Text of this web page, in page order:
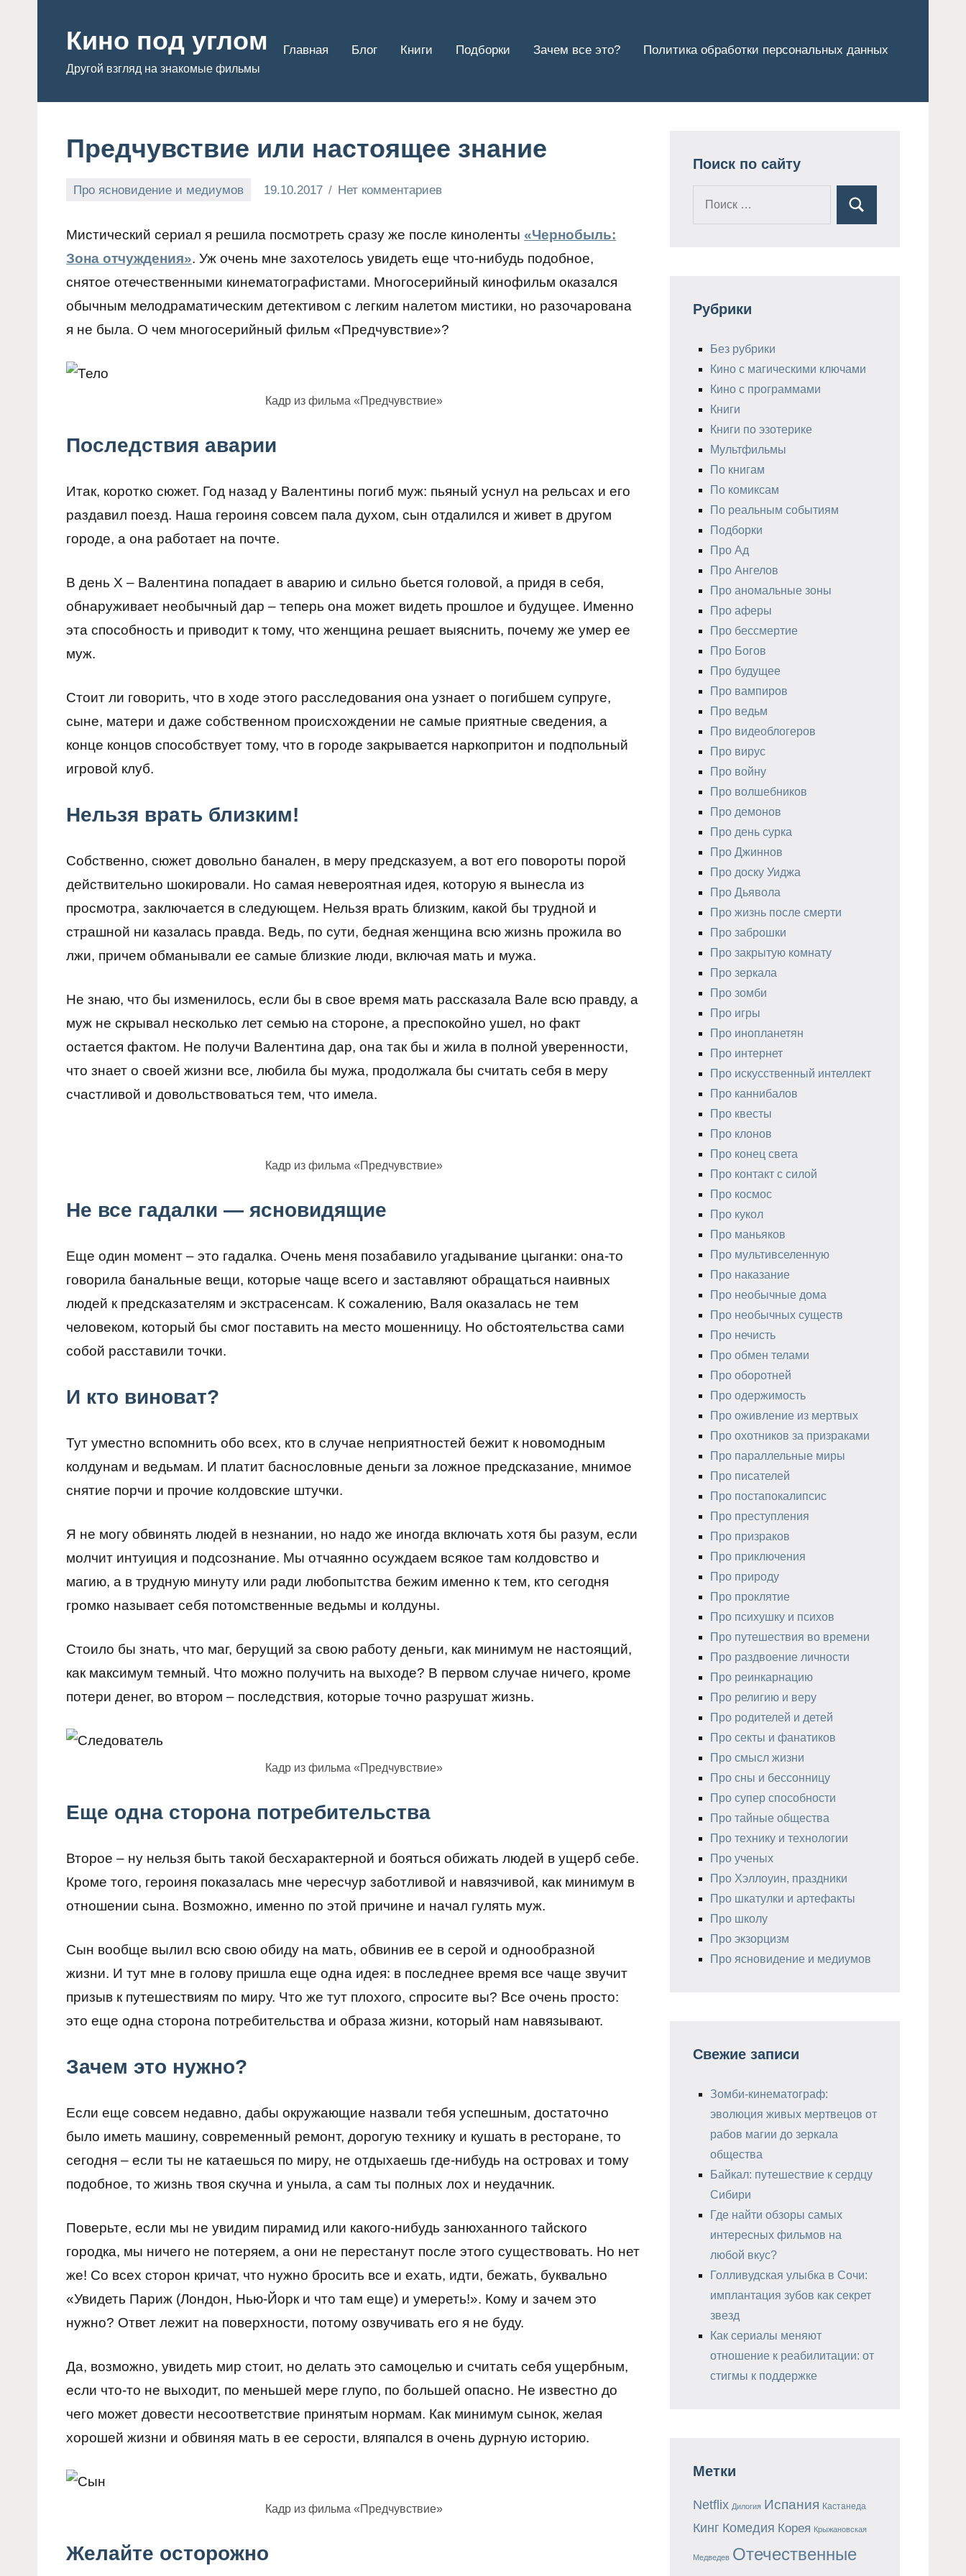
содержимому
Кино под углом
Другой взгляд на знакомые фильмы
Главная Блог Книги Подборки Зачем все это? Политика обработки персональных данных
Предчувствие или настоящее знание
Про ясновидение и медиумов 19.10.2017
Admin
Нет комментариев
Мистический сериал я решила посмотреть сразу же после киноленты «Чернобыль:
Зона отчуждения». Уж очень мне захотелось увидеть еще что-нибудь подобное,
снятое отечественными кинематографистами. Многосерийный кинофильм оказался
обычным мелодраматическим детективом с легким налетом мистики, но разочарована
я не была. О чем многосерийный фильм «Предчувствие»?
Кадр из фильма «Предчувствие»
Последствия аварии
Итак, коротко сюжет. Год назад у Валентины погиб муж: пьяный уснул на рельсах и его
раздавил поезд. Наша героиня совсем пала духом, сын отдалился и живет в другом
городе, а она работает на почте.
В день Х – Валентина попадает в аварию и сильно бьется головой, а придя в себя,
обнаруживает необычный дар – теперь она может видеть прошлое и будущее. Именно
эта способность и приводит к тому, что женщина решает выяснить, почему же умер ее
муж.
Стоит ли говорить, что в ходе этого расследования она узнает о погибшем супруге,
сыне, матери и даже собственном происхождении не самые приятные сведения, а
конце концов способствует тому, что в городе закрывается наркопритон и подпольный
игровой клуб.
Нельзя врать близким!
Собственно, сюжет довольно банален, в меру предсказуем, а вот его повороты порой
действительно шокировали. Но самая невероятная идея, которую я вынесла из
просмотра, заключается в следующем. Нельзя врать близким, какой бы трудной и
страшной ни казалась правда. Ведь, по сути, бедная женщина всю жизнь прожила во
лжи, причем обманывали ее самые близкие люди, включая мать и мужа.
Не знаю, что бы изменилось, если бы в свое время мать рассказала Вале всю правду, а
муж не скрывал несколько лет семью на стороне, а преспокойно ушел, но факт
остается фактом. Не получи Валентина дар, она так бы и жила в полной уверенности,
что знает о своей жизни все, любила бы мужа, продолжала бы считать себя в меру
счастливой и довольствоваться тем, что имела.
Кадр из фильма «Предчувствие»
Не все гадалки — ясновидящие
Еще один момент – это гадалка. Очень меня позабавило угадывание цыганки: она-то
говорила банальные вещи, которые чаще всего и заставляют обращаться наивных
людей к предсказателям и экстрасенсам. К сожалению, Валя оказалась не тем
человеком, который бы смог поставить на место мошенницу. Но обстоятельства сами
собой расставили точки.
И кто виноват?
Тут уместно вспомнить обо всех, кто в случае неприятностей бежит к новомодным
колдунам и ведьмам. И платит баснословные деньги за ложное предсказание, мнимое
снятие порчи и прочие колдовские штучки.
Я не могу обвинять людей в незнании, но надо же иногда включать хотя бы разум, если
молчит интуиция и подсознание. Мы отчаянно осуждаем всякое там колдовство и
магию, а в трудную минуту или ради любопытства бежим именно к тем, кто сегодня
громко называет себя потомственные ведьмы и колдуны.
Стоило бы знать, что маг, берущий за свою работу деньги, как минимум не настоящий,
как максимум темный. Что можно получить на выходе? В первом случае ничего, кроме
потери денег, во втором – последствия, которые точно разрушат жизнь.
Кадр из фильма «Предчувствие»
Еще одна сторона потребительства
Второе – ну нельзя быть такой бесхарактерной и бояться обижать людей в ущерб себе.
Кроме того, героиня показалась мне чересчур заботливой и навязчивой, как минимум в
отношении сына. Возможно, именно по этой причине и начал гулять муж.
Сын вообще вылил всю свою обиду на мать, обвинив ее в серой и однообразной
жизни. И тут мне в голову пришла еще одна идея: в последнее время все чаще звучит
призыв к путешествиям по миру. Что же тут плохого, спросите вы? Все очень просто:
это еще одна сторона потребительства и образа жизни, который нам навязывают.
Зачем это нужно?
Если еще совсем недавно, дабы окружающие назвали тебя успешным, достаточно
было иметь машину, современный ремонт, дорогую технику и кушать в ресторане, то
сегодня – если ты не катаешься по миру, не отдыхаешь где-нибудь на островах и тому
подобное, то жизнь твоя скучна и уныла, а сам ты полных лох и неудачник.
Поверьте, если мы не увидим пирамид или какого-нибудь занюханного тайского
городка, мы ничего не потеряем, а они не перестанут после этого существовать. Но нет
же! Со всех сторон кричат, что нужно бросить все и ехать, идти, бежать, буквально
«Увидеть Париж (Лондон, Нью-Йорк и что там еще) и умереть!». Кому и зачем это
нужно? Ответ лежит на поверхности, потому озвучивать его я не буду.
Да, возможно, увидеть мир стоит, но делать это самоцелью и считать себя ущербным,
если что-то не выходит, по меньшей мере глупо, по большей опасно. Не известно до
чего может довести несоответствие принятым нормам. Как минимум сынок, желая
хорошей жизни и обвиняя мать в ее серости, вляпался в очень дурную историю.
Кадр из фильма «Предчувствие»
Желайте осторожно
Поиск по сайту
Поиск
Рубрики
Без рубрики
Кино с магическими ключами
Кино с программами
Книги
Книги по эзотерике
Мультфильмы
По книгам
По комиксам
По реальным событиям
Подборки
Про Ад
Про Ангелов
Про аномальные зоны
Про аферы
Про бессмертие
Про Богов
Про будущее
Про вампиров
Про ведьм
Про видеоблогеров
Про вирус
Про войну
Про волшебников
Про демонов
Про день сурка
Про Джиннов
Про доску Уиджа
Про Дьявола
Про жизнь после смерти
Про заброшки
Про закрытую комнату
Про зеркала
Про зомби
Про игры
Про инопланетян
Про интернет
Про искусственный интеллект
Про каннибалов
Про квесты
Про клонов
Про конец света
Про контакт с силой
Про космос
Про кукол
Про маньяков
Про мультивселенную
Про наказание
Про необычные дома
Про необычных существ
Про нечисть
Про обмен телами
Про оборотней
Про одержимость
Про оживление из мертвых
Про охотников за призраками
Про параллельные миры
Про писателей
Про постапокалипсис
Про преступления
Про призраков
Про приключения
Про природу
Про проклятие
Про психушку и психов
Про путешествия во времени
Про раздвоение личности
Про реинкарнацию
Про религию и веру
Про родителей и детей
Про секты и фанатиков
Про смысл жизни
Про сны и бессонницу
Про супер способности
Про тайные общества
Про технику и технологии
Про ученых
Про Хэллоуин, праздники
Про шкатулки и артефакты
Про школу
Про экзорцизм
Про ясновидение и медиумов
Свежие записи
Зомби-кинематограф:
эволюция живых мертвецов от
рабов магии до зеркала
общества
Байкал: путешествие к сердцу
Сибири
Где найти обзоры самых
интересных фильмов на
любой вкус?
Голливудская улыбка в Сочи:
имплантация зубов как секрет
звезд
Как сериалы меняют
отношение к реабилитации: от
стигмы к поддержке
Метки
Netflix Дилогия Испания Кастанеда
Кинг Комедия Корея Крыжановская
Медведев Отечественные